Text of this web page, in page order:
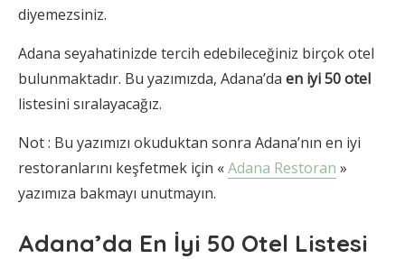
diyemezsiniz.
Adana seyahatinizde tercih edebileceğiniz birçok otel
bulunmaktadır. Bu yazımızda, Adana’da en iyi 50 otel
listesini sıralayacağız.
Not : Bu yazımızı okuduktan sonra Adana’nın en iyi
restoranlarını keşfetmek için «Adana Restoran »
yazımıza bakmayı unutmayın.
Adana’da En İyi 50 Otel Listesi